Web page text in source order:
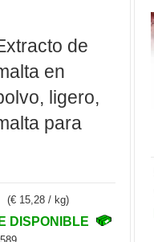
de
en
ligero,
para
(€ 15,28 / kg)
DISPONIBLE